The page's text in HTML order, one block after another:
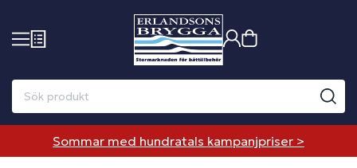
Sommar med hundratals kampanjpriser >